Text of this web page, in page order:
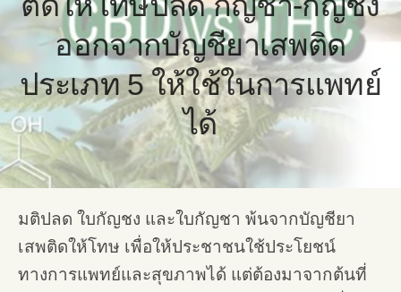
ออกจากบัญชียาเสพติด
ประเภท 5 ให้ใช้ในการแพทย์
ได้
มติปลด ใบกัญชง และใบกัญชา พ้นจากบัญชียา
เสพติดให้โทษ เพื่อให้ประชาชนใช้ประโยชน์
ทางการแพทย์และสุขภาพได้ แต่ต้องมาจากต้นที่